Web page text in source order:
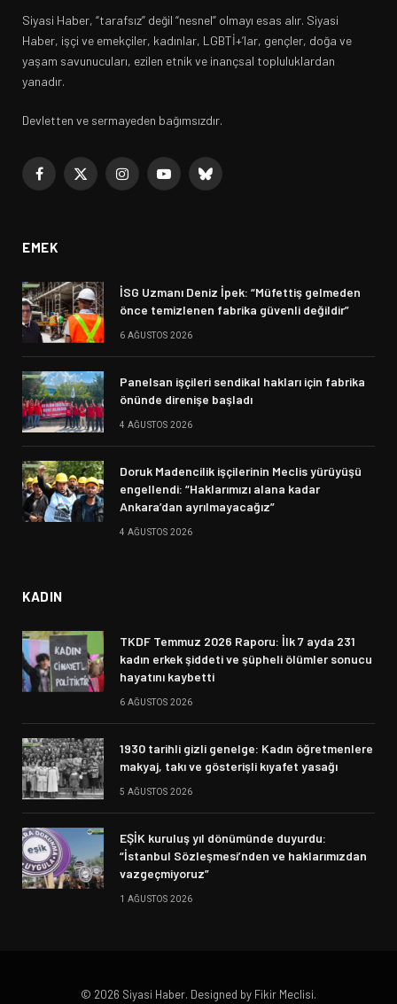
Siyasi Haber, “tarafsız” değil “nesnel” olmayı esas alır. Siyasi
Haber, işçi ve emekçiler, kadınlar, LGBTİ+’lar, gençler, doğa ve
yaşam savunucuları, ezilen etnik ve inançsal topluluklardan
yanadır.
Devletten ve sermayeden bağımsızdır.
Facebook
X
InstagramYouTubeBluesky
EMEK
İSG Uzmanı Deniz İpek: “Müfettiş gelmeden
önce temizlenen fabrika güvenli değildir”
6 AĞUSTOS 2026
Panelsan işçileri sendikal hakları için fabrika
önünde direnişe başladı
4 AĞUSTOS 2026
Doruk Madencilik işçilerinin Meclis yürüyüşü
engellendi: “Haklarımızı alana kadar
Ankara’dan ayrılmayacağız”
4 AĞUSTOS 2026
KADIN
TKDF Temmuz 2026 Raporu: İlk 7 ayda 231
kadın erkek şiddeti ve şüpheli ölümler sonucu
hayatını kaybetti
6 AĞUSTOS 2026
1930 tarihli gizli genelge: Kadın öğretmenlere
makyaj, takı ve gösterişli kıyafet yasağı
5 AĞUSTOS 2026
EŞİK kuruluş yıl dönümünde duyurdu:
“İstanbul Sözleşmesi’nden ve haklarımızdan
vazgeçmiyoruz”
1 AĞUSTOS 2026
© 2026 Siyasi Haber. Designed by Fikir Meclisi.